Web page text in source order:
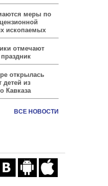
меры по
ископаемых
отмечают
открылась
детей из
Кавказа
ВСЕ НОВОСТИ